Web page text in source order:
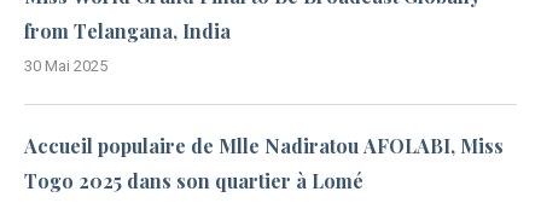
from Telangana, India
30 Mai 2025
Accueil populaire de Mlle Nadiratou AFOLABI, Miss
Togo 2025 dans son quartier à Lomé